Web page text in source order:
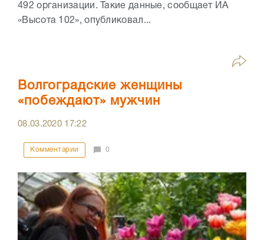
492 организации. Такие данные, сообщает ИА
«Высота 102», опубликовал...
Волгоградские женщины
«побеждают» мужчин
08.03.2020 17:22
Комментарии 0